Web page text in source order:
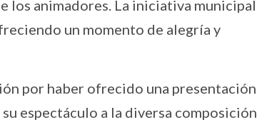
los animadores. La iniciativa municipal
un momento de alegría y
por haber ofrecido una presentación
espectáculo a la diversa composición